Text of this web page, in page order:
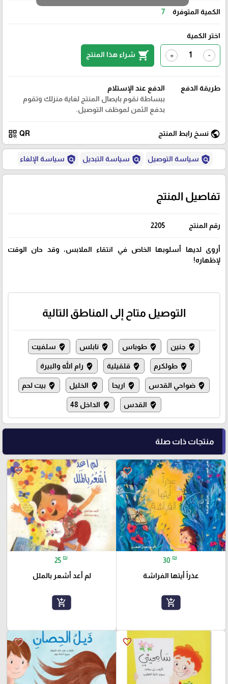
الكمية المتوفرة 7
اختر الكمية
-
+
shopping_cart شراء هذا المنتج
طريقة الدفع
الدفع عند الإستلام
ببساطة نقوم بايصال المنتج لغاية منزلك وتقوم
بدفع الثمن لموظف التوصيل.
public نسخ رابط المنتج QR
qr_code
policy سياسة التوصيل policy سياسة التبديل policy سياسة الإلغاء
تفاصيل المنتج
رقم المنتج 2205
أروى لديها أسلوبها الخاص في انتقاء الملابس، وقد حان الوقت
لإظهاره!
التوصيل متاح إلى المناطق التالية
where_to_vote جنين where_to_vote طوباس where_to_vote نابلس where_to_vote سلفيت
where_to_vote طولكرم where_to_vote قلقيلية where_to_vote رام الله والبيرة
where_to_vote ضواحي القدس where_to_vote اريحا where_to_vote الخليل where_to_vote بيت لحم
where_to_vote القدس where_to_vote الداخل 48
منتجات ذات صلة
favorite_border
30 ₪
عذراً أيتها الفراشة
add_shopping_cart
favorite_border
25 ₪
لم أعد أشعر بالملل
add_shopping_cart
favorite_border
favorite_border